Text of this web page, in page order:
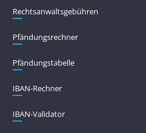
Rechtsanwaltsgebühren
Pfändungs­rechner
Pfändungs­tabelle
IBAN-Rechner
IBAN-Validator